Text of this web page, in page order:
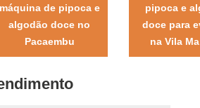
máquina de pipoca e
algodão doce no
Pacaembu
pipoca e
doce para
na Vila